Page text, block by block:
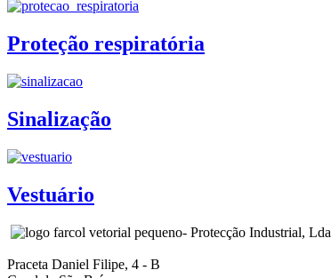
Proteção respiratória
Sinalização
Vestuário
- Protecção Industrial, Lda
Praceta Daniel Filipe, 4 - B